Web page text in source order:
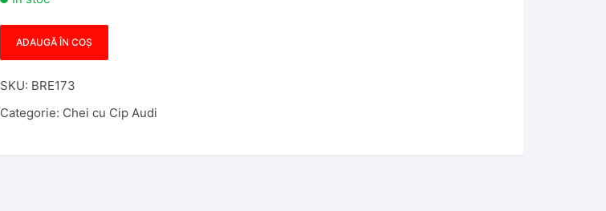
Cantitate
Briceag
Compatibila
ADAUGĂ ÎN COȘ
SKU: BRE173
Categorie: Chei cu Cip Audi